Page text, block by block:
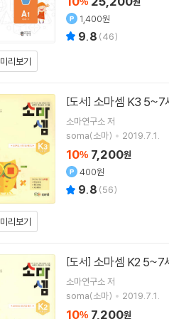
미리보기
1,400원
9.8 (46)
미리보기
[도서] 소마셈 K3 5~7
소마연구소저
soma(소마)
2019.7.1.
10% 7,200원
400원
9.8 (56)
[도서] 소마셈 K2 5~7
소마연구소저
soma(소마)
2019.7.1.
10% 7,200원